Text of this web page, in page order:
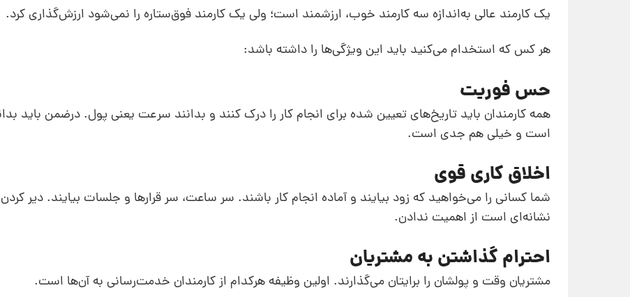
یک کارمند عالی به‌اندازه‌ سه کارمند خوب، ارزشمند است؛ ولی یک کارمند فوق‌ستاره را نمی‌شود ارزش‌گذاری کرد.
هر کس که استخدام می‌کنید باید این ویژگی‌ها را داشته باشد:
حس فوریت
همه‌ کارمندان‌ باید تاریخ‌های تعیین شده برای انجام کار را درک کنند و بدانند سرعت یعنی پول. درضمن باید
است و خیلی هم جدی است.
اخلاق کاری قوی
شما کسانی را می‌خواهید که زود بیایند و آماده‌ انجام کار باشند. سر ساعت، سر قرار‌ها و جلسات بیایند. دیر
نشانه‌ای‌ است از اهمیت ندادن.
احترام گذاشتن به مشتریان
مشتریان وقت و پولشان را برایتان می‌گذارند. اولین وظیفه‌ هرکدام از کارمندان‌ خدمت‌رسانی به آن‌ها‌ است.